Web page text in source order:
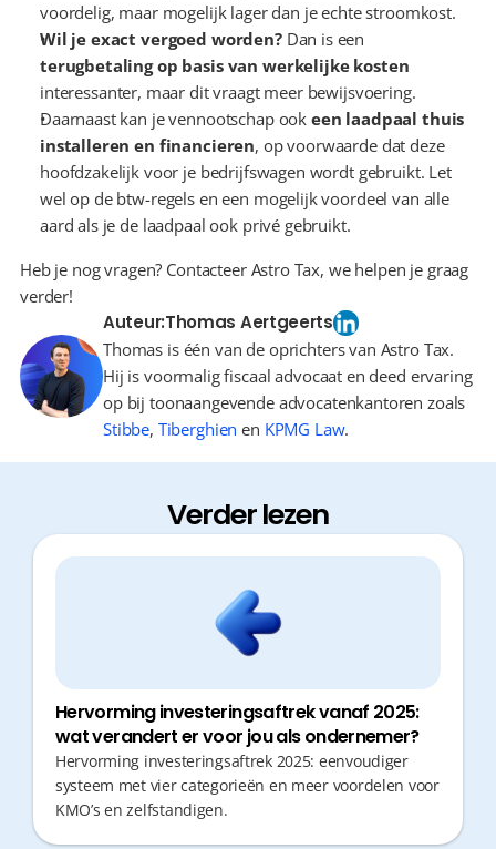
voordelig, maar mogelijk lager dan je echte stroomkost.
Wil je exact vergoed worden?
terugbetaling op basis van werkelijke kosten
interessanter, maar dit vraagt meer bewijsvoering.
Daarnaast kan je vennootschap ook een laadpaal thuis
installeren en financieren, op voorwaarde dat deze
hoofdzakelijk voor je bedrijfswagen wordt gebruikt. Let
wel op de btw-regels en een mogelijk voordeel van alle
aard als je de laadpaal ook privé gebruikt.
Heb je nog vragen? Contacteer Astro Tax, we helpen je graag
verder!
Auteur:Thomas Aertgeerts
Thomas is één van de oprichters van Astro Tax.
Hij is voormalig fiscaal advocaat en deed ervaring
op bij toonaangevende advocatenkantoren zoals
Stibbe, Tiberghien en KPMG Law.
Verder lezen
Hervorming investeringsaftrek vanaf 2025:
wat verandert er voor jou als ondernemer?
Hervorming investeringsaftrek 2025: eenvoudiger
systeem met vier categorieën en meer voordelen voor
KMO’s en zelfstandigen.